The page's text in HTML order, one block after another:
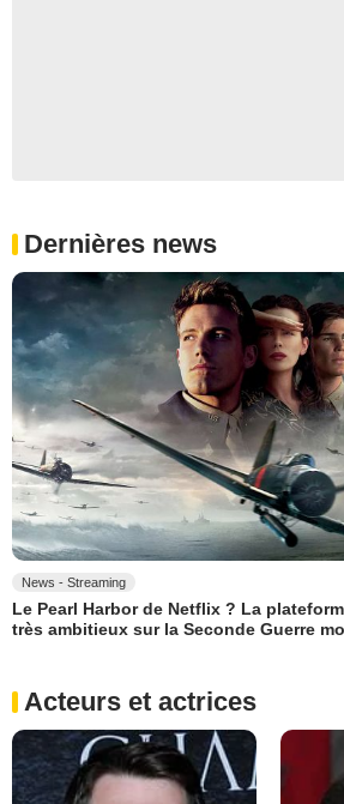
Dernières news
News - Streaming
Le Pearl Harbor de Netflix ? La
très ambitieux sur la Seconde Guerre
Acteurs et actrices